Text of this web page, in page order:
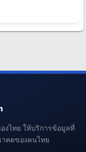
งไทย ให้บริการข้อมูลที่
าคตของคนไทย